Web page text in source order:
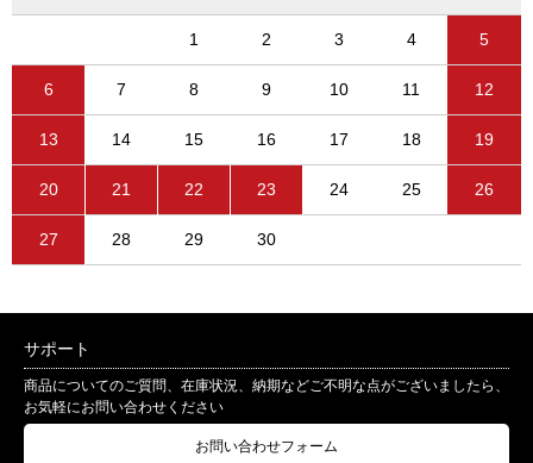
1 2 3 4 5
6 7 8 9 10 11 12
13 14 15 16 17 18 19
20 21 22 23 24 25 26
27 28 29 30
サポート
商品についてのご質問、在庫状況、納期などご不明な点がございましたら、
お気軽にお問い合わせください
お問い合わせフォーム